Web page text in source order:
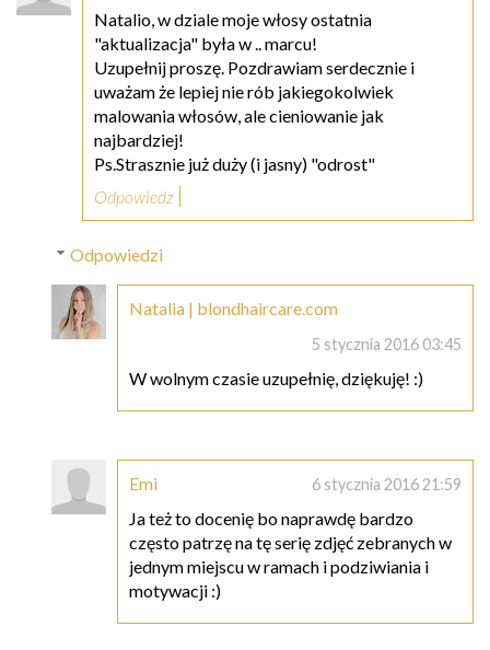
Natalio, w dziale moje włosy ostatnia
"aktualizacja" była w .. marcu!
Uzupełnij proszę. Pozdrawiam serdecznie i
uważam że lepiej nie rób jakiegokolwiek
malowania włosów, ale cieniowanie jak
najbardziej!
Ps.Strasznie już duży (i jasny) "odrost"
Odpowiedz
Odpowiedzi
Natalia | blondhaircare.com
5 stycznia 2016 03:45
W wolnym czasie uzupełnię, dziękuję! :)
Emi 6 stycznia 2016 21:59
Ja też to docenię bo naprawdę bardzo
często patrzę na tę serię zdjęć zebranych w
jednym miejscu w ramach i podziwiania i
motywacji :)